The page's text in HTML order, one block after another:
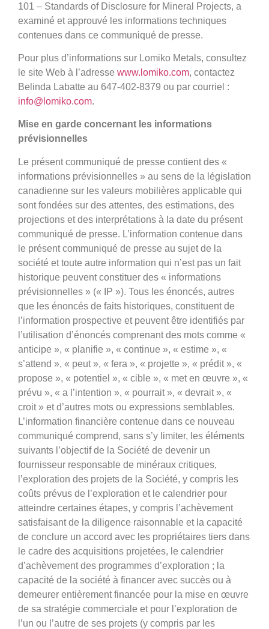
101 – Standards of Disclosure for Mineral Projects, a
examiné et approuvé les informations techniques
contenues dans ce communiqué de presse.
Pour plus d’informations sur Lomiko Metals, consultez
le site Web à l’adresse www.lomiko.com, contactez
Belinda Labatte au 647-402-8379 ou par courriel :
info@lomiko.com.
Mise en garde concernant les informations
prévisionnelles
Le présent communiqué de presse contient des «
informations prévisionnelles » au sens de la législation
canadienne sur les valeurs mobilières applicable qui
sont fondées sur des attentes, des estimations, des
projections et des interprétations à la date du présent
communiqué de presse. L’information contenue dans
le présent communiqué de presse au sujet de la
société et toute autre information qui n’est pas un fait
historique peuvent constituer des « informations
prévisionnelles » (« IP »). Tous les énoncés, autres
que les énoncés de faits historiques, constituent de
l’information prospective et peuvent être identifiés par
l’utilisation d’énoncés comprenant des mots comme «
anticipe », « planifie », « continue », « estime », «
s’attend », « peut », « fera », « projette », « prédit », «
propose », « potentiel », « cible », « met en œuvre », «
prévu », « a l’intention », « pourrait », « devrait », «
croit » et d’autres mots ou expressions semblables.
L’information financière contenue dans ce nouveau
communiqué comprend, sans s’y limiter, les éléments
suivants l’objectif de la Société de devenir un
fournisseur responsable de minéraux critiques,
l’exploration des projets de la Société, y compris les
coûts prévus de l’exploration et le calendrier pour
atteindre certaines étapes, y compris l’achèvement
satisfaisant de la diligence raisonnable et la capacité
de conclure un accord avec les propriétaires tiers dans
le cadre des acquisitions projetées, le calendrier
d’achèvement des programmes d’exploration ; la
capacité de la société à financer avec succès ou à
demeurer entièrement financée pour la mise en œuvre
de sa stratégie commerciale et pour l’exploration de
l’un ou l’autre de ses projets (y compris par les